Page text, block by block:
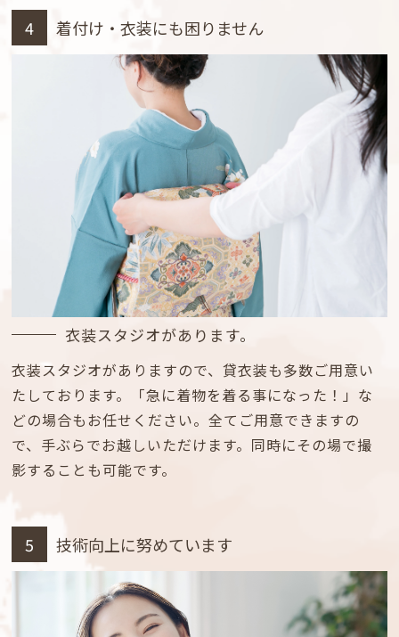
4 着付け・衣装にも困りません
衣装スタジオがあります。
衣装スタジオがありますので、貸衣装も多数ご用意い
たしております。「急に着物を着る事になった！」な
どの場合もお任せください。全てご用意できますの
で、手ぶらでお越しいただけます。同時にその場で撮
影することも可能です。
5 技術向上に努めています